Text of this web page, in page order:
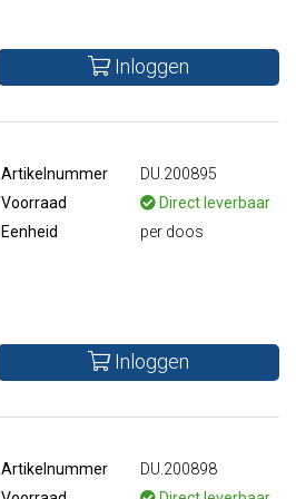
Inloggen
Artikelnummer
DU.200895
Voorraad
Direct leverbaar
Eenheid
per doos
Inloggen
Artikelnummer
DU.200898